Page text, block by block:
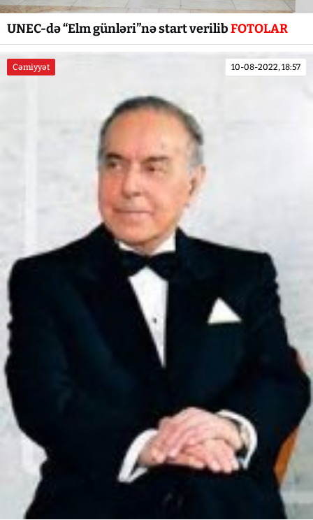
UNEC-də “Elm günləri”nə start verilibFOTOLAR
Cəmiyyət 10-08-2022, 18:57